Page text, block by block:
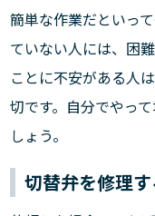
簡単な作業だといっ
ていない人には、困
ことに不安がある人
切です。自分でやっ
しょう。
切替弁を修理